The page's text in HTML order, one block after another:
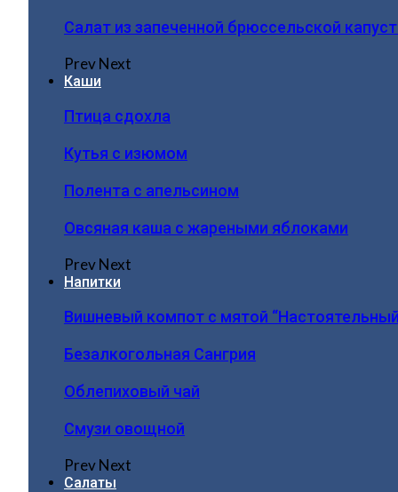
Салат из запеченной брюссельской
PrevNext
Каши
Птица сдохла
Кутья с изюмом
Полента с апельсином
Овсяная каша с жареными яблоками
PrevNext
Напитки
Вишневый компот с мятой
Безалкогольная Сангрия
Облепиховый чай
Смузи овощной
PrevNext
Салаты